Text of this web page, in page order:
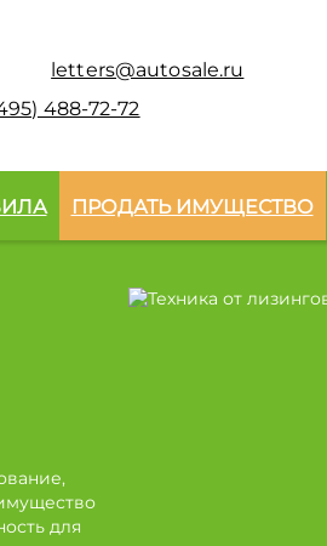
letters@autosale.ru
488-72-72
ПРОДАТЬ ИМУЩЕСТВО
для